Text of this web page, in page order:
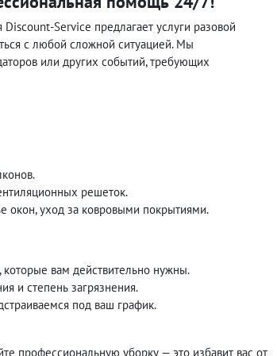
Service предлагает услуги разовой
с любой сложной ситуацией. Мы
или других событий, требующих
решеток.
окон, уход за ковровыми покрытиями.
которые вам действительно нужны.
и степень загрязнения.
под ваш график.
профессиональную уборку — это избавит вас от